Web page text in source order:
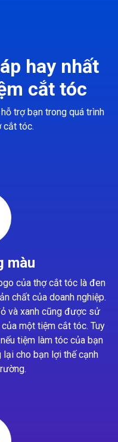
hay nhất
cắt tóc
trợ bạn trong quá trình
cắt tóc.
màu
của thợ cắt tóc là đen
chất của doanh nghiệp.
và xanh cũng được sử
một tiệm cắt tóc. Tuy
tiệm làm tóc của bạn
cho bạn lợi thế cạnh